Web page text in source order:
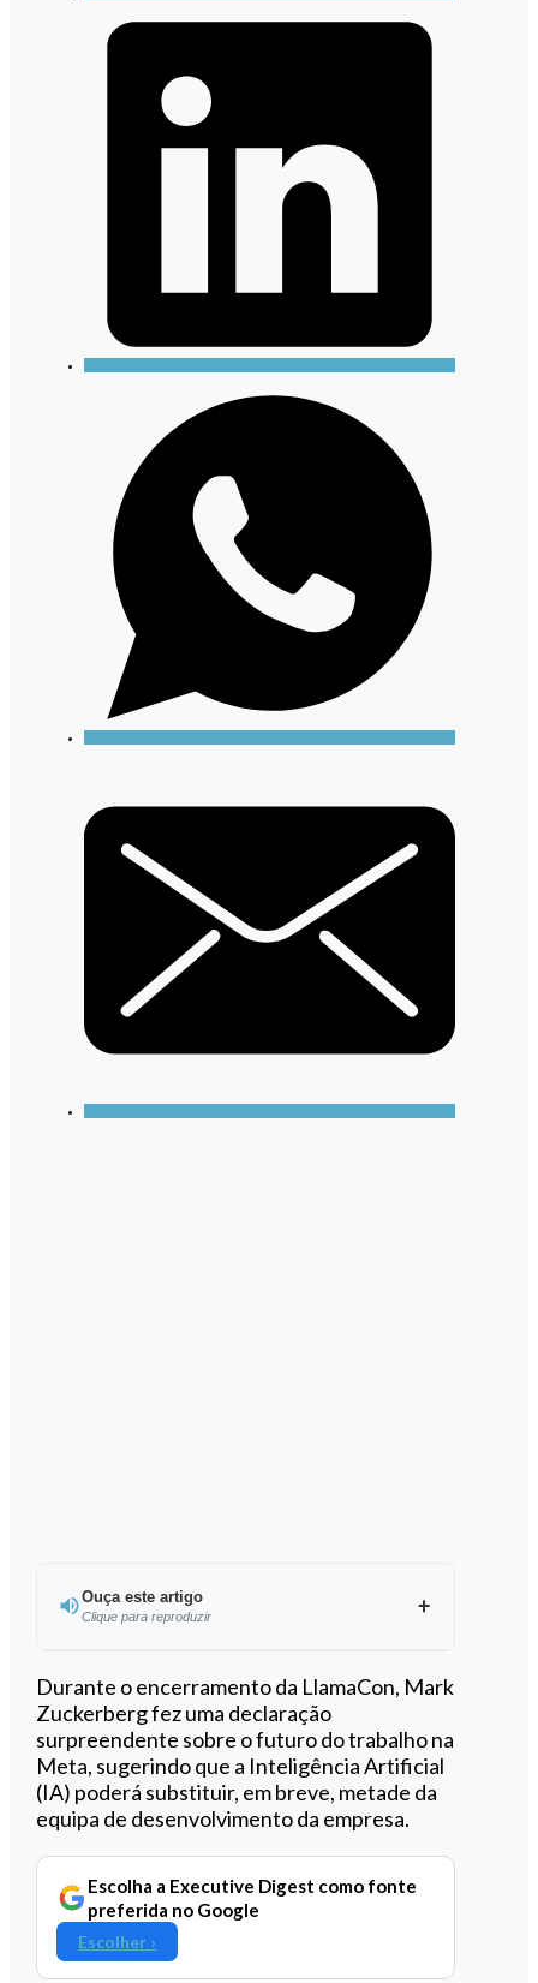
Ouça este artigo
Clique para reproduzir
Ouvir este artigo
Durante o encerramento da LlamaCon, Mark
Zuckerberg fez uma declaração
surpreendente sobre o futuro do trabalho na
Meta, sugerindo que a Inteligência Artificial
(IA) poderá substituir, em breve, metade da
equipa de desenvolvimento da empresa.
Escolha a Executive Digest como fonte
preferida no Google
Escolher ›